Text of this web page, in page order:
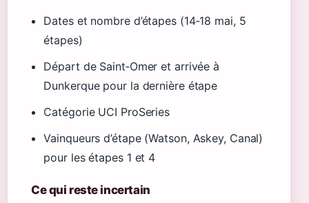
Dates et nombre d’étapes (14‑18 mai, 5
étapes)
Départ de Saint‑Omer et arrivée à
Dunkerque pour la dernière étape
Catégorie UCI ProSeries
Vainqueurs d’étape (Watson, Askey, Canal)
pour les étapes 1 et 4
Ce qui reste incertain